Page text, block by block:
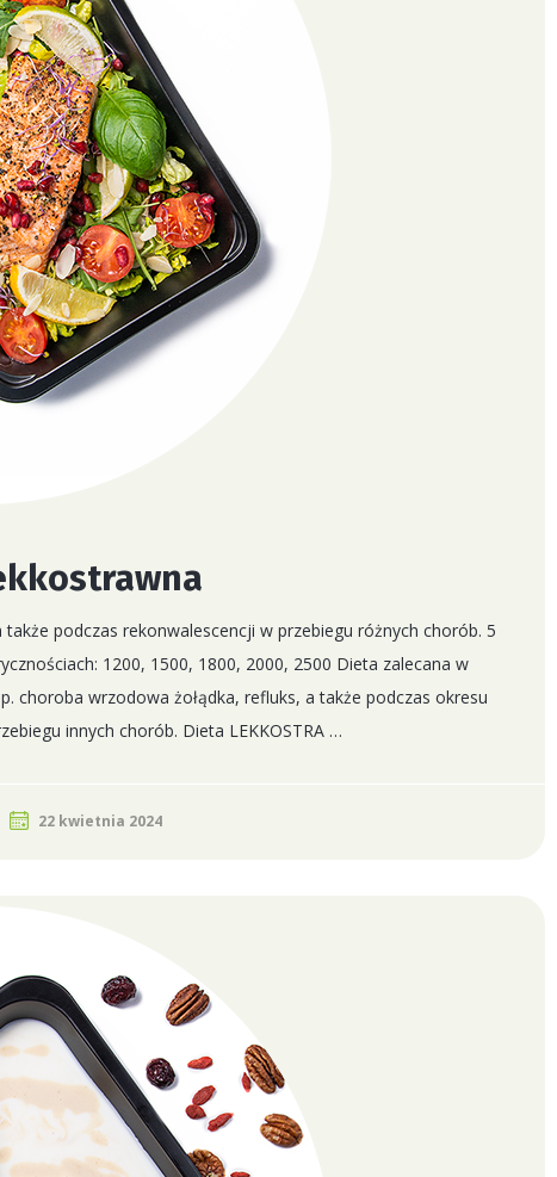
podczas rekonwalescencji w przebiegu różnych chorób. 5
1200, 1500, 1800, 2000, 2500 Dieta zalecana w
choroba wrzodowa żołądka, refluks, a także podczas okresu
innych chorób. Dieta LEKKOSTRA …
22 kwietnia 2024